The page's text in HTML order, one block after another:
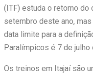
(ITF) estuda o retorno do
setembro deste ano,
data limite para a
Paralímpicos é 7 de julho
Os treinos em Itajaí são